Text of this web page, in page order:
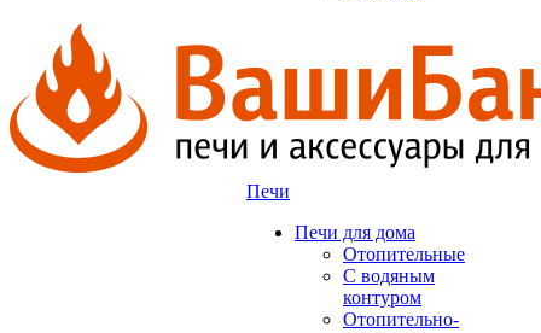
Печи
Печи для дома
Отопительные
C водяным
контуром
Отопительно-